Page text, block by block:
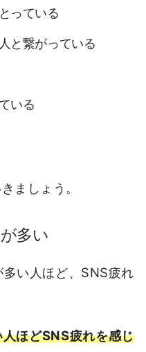
っている
と繋がっている
いる
ましょう。
多い
い人ほど、 SNS疲れ
ほどSNS疲れを感じ